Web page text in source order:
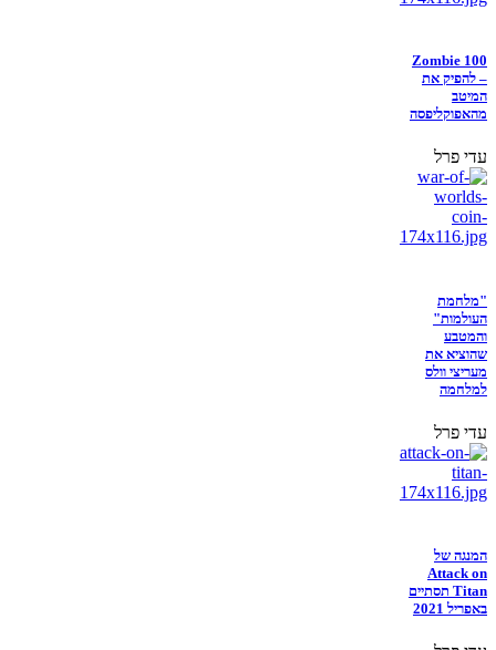
Zombie 100
– להפיק את
המיטב
מהאפוקליפסה
עדי פרל
"מלחמת
העולמות"
והמטבע
שהוציא את
מעריצי וולס
למלחמה
עדי פרל
המנגה של
Attack on
Titan תסתיים
באפריל 2021